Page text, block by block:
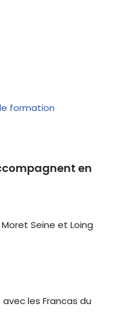
formation
en
Seine et Loing
les Francas du